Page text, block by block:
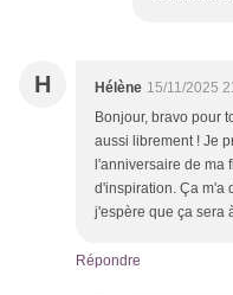
H Hélène 15/11/2025
Bonjour, bravo pour
aussi librement ! Je
l'anniversaire de ma
d'inspiration. Ça m'a
j'espère que ça sera
Répondre